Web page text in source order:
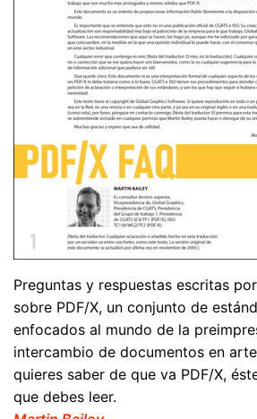
Preguntas y respuestas escritas
sobre PDF/X, un conjunto de
enfocados al mundo de la
intercambio de documentos en
quieres saber de que va PDF/X,
que debes leer.